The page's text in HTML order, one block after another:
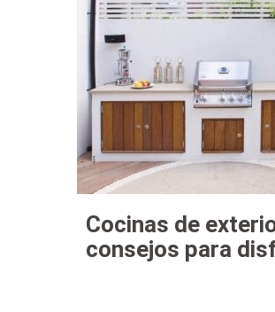
Cocinas de
consejos para